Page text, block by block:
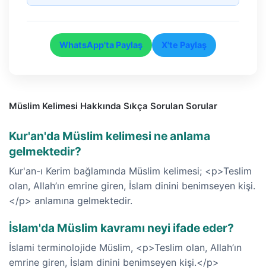
WhatsApp'ta Paylaş X'te Paylaş
Müslim Kelimesi Hakkında Sıkça Sorulan Sorular
Kur'an'da Müslim kelimesi ne anlama
gelmektedir?
Kur'an-ı Kerim bağlamında Müslim kelimesi; <p>Teslim
olan, Allah’ın emrine giren, İslam dinini benimseyen kişi.
</p> anlamına gelmektedir.
İslam'da Müslim kavramı neyi ifade eder?
İslami terminolojide Müslim, <p>Teslim olan, Allah’ın
emrine giren, İslam dinini benimseyen kişi.</p>